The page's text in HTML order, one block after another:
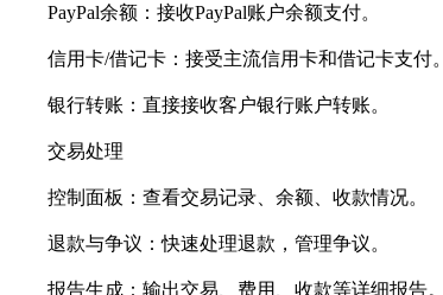
PayPal余额：接收PayPal账户余额支付。
信用卡/借记卡：接受主流信用卡和借记卡支付。
银行转账：直接接收客户银行账户转账。
交易处理
控制面板：查看交易记录、余额、收款情况。
退款与争议：快速处理退款，管理争议。
报告生成：输出交易、费用、收款等详细报告。